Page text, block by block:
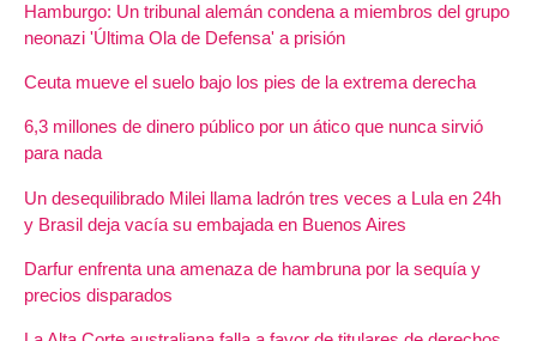
Hamburgo: Un tribunal alemán condena a miembros del grupo
neonazi 'Última Ola de Defensa' a prisión
Ceuta mueve el suelo bajo los pies de la extrema derecha
6,3 millones de dinero público por un ático que nunca sirvió
para nada
Un desequilibrado Milei llama ladrón tres veces a Lula en 24h
y Brasil deja vacía su embajada en Buenos Aires
Darfur enfrenta una amenaza de hambruna por la sequía y
precios disparados